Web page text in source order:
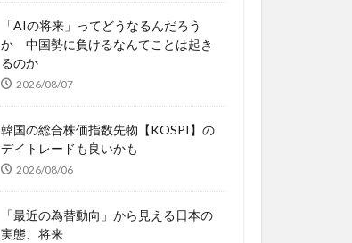
「AIの将来」ってどうなるんだろう
か 中国勢に負けるなんてことは起き
るのか
2026/08/07
韓国の総合株価指数先物【KOSPI】の
デイトレードも良いかも
2026/08/06
「最近の為替動向」から見える日本の
実態、将来